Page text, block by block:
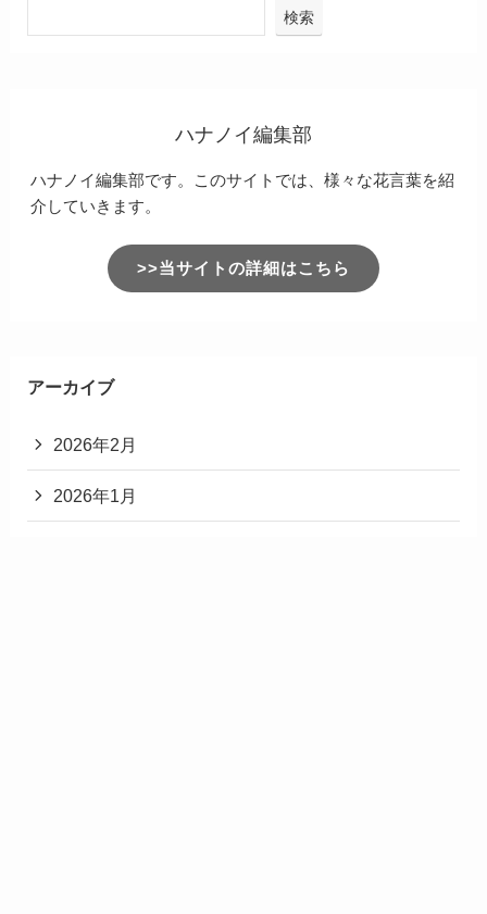
検索
ハナノイ編集部
ハナノイ編集部です。このサイトでは、様々な花言葉を紹
介していきます。
>>当サイトの詳細はこちら
アーカイブ
2026年2月
2026年1月